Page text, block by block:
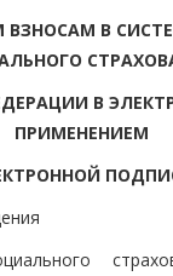
ВЗНОСАМ В
В
ПРИМЕНЕНИЕМ